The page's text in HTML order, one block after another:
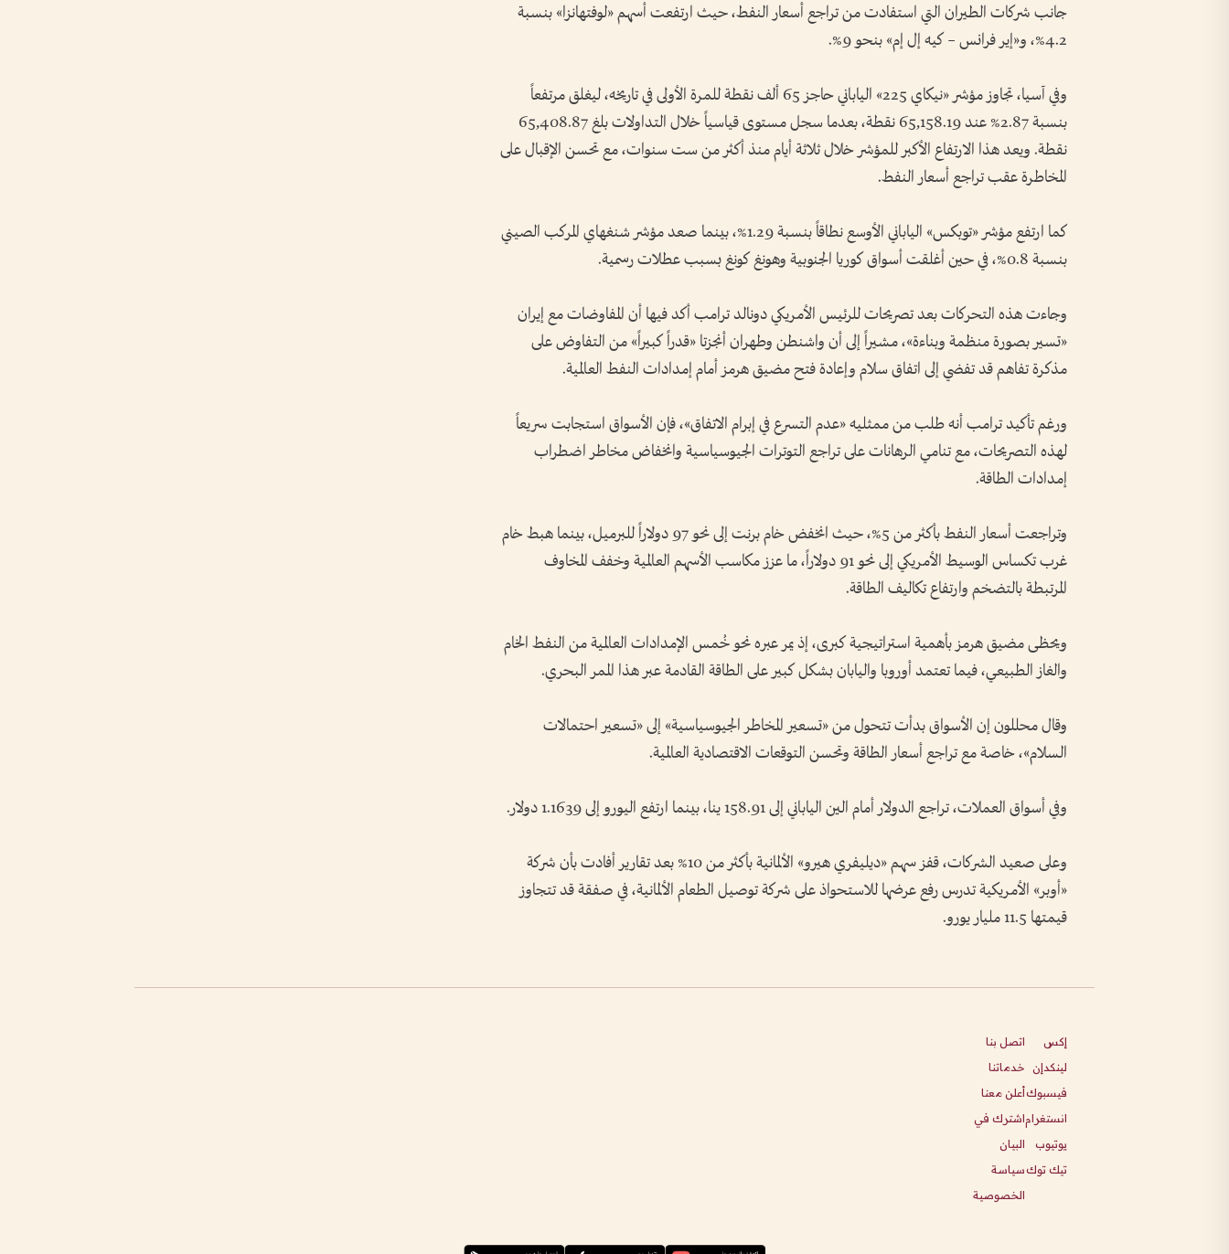
جانب شركات الطيران التي استفادت من تراجع أسعار النفط، حيث ارتفعت أسهم «لوفتهانزا» بنسبة
4.2%، و«إير فرانس – كيه إل إم» بنحو 9%.
وفي آسيا، تجاوز مؤشر «نيكاي 225» الياباني حاجز 65 ألف نقطة للمرة الأولى في تاريخه، ليغلق مرتفعاً
بنسبة 2.87% عند 65,158.19 نقطة، بعدما سجل مستوى قياسياً خلال التداولات بلغ 65,408.87
نقطة. ويعد هذا الارتفاع الأكبر للمؤشر خلال ثلاثة أيام منذ أكثر من ست سنوات، مع تحسن الإقبال على
المخاطرة عقب تراجع أسعار النفط.
كما ارتفع مؤشر «توبكس» الياباني الأوسع نطاقاً بنسبة 1.29%، بينما صعد مؤشر شنغهاي المركب الصيني
بنسبة 0.8%، في حين أغلقت أسواق كوريا الجنوبية وهونغ كونغ بسبب عطلات رسمية.
وجاءت هذه التحركات بعد تصريحات للرئيس الأمريكي دونالد ترامب أكد فيها أن المفاوضات مع إيران
«تسير بصورة منظمة وبناءة»، مشيراً إلى أن واشنطن وطهران أنجزتا «قدراً كبيراً» من التفاوض على
مذكرة تفاهم قد تفضي إلى اتفاق سلام وإعادة فتح مضيق هرمز أمام إمدادات النفط العالمية.
ورغم تأكيد ترامب أنه طلب من ممثليه «عدم التسرع في إبرام الاتفاق»، فإن الأسواق استجابت سريعاً
لهذه التصريحات، مع تنامي الرهانات على تراجع التوترات الجيوسياسية وانخفاض مخاطر اضطراب
إمدادات الطاقة.
وتراجعت أسعار النفط بأكثر من 5%، حيث انخفض خام برنت إلى نحو 97 دولاراً للبرميل، بينما هبط خام
غرب تكساس الوسيط الأمريكي إلى نحو 91 دولاراً، ما عزز مكاسب الأسهم العالمية وخفف المخاوف
المرتبطة بالتضخم وارتفاع تكاليف الطاقة.
ويحظى مضيق هرمز بأهمية استراتيجية كبرى، إذ يمر عبره نحو خُمس الإمدادات العالمية من النفط الخام
والغاز الطبيعي، فيما تعتمد أوروبا واليابان بشكل كبير على الطاقة القادمة عبر هذا الممر البحري.
وقال محللون إن الأسواق بدأت تتحول من «تسعير المخاطر الجيوسياسية» إلى «تسعير احتمالات
السلام»، خاصة مع تراجع أسعار الطاقة وتحسن التوقعات الاقتصادية العالمية.
وفي أسواق العملات، تراجع الدولار أمام الين الياباني إلى 158.91 ينا، بينما ارتفع اليورو إلى 1.1639 دولار.
وعلى صعيد الشركات، قفز سهم «ديليفري هيرو» الألمانية بأكثر من 10% بعد تقارير أفادت بأن شركة
«أوبر» الأمريكية تدرس رفع عرضها للاستحواذ على شركة توصيل الطعام الألمانية، في صفقة قد تتجاوز
قيمتها 11.5 مليار يورو.
إكس
لينكدإن
فيسبوك
انستغرام
يوتيوب
تيك توك
اتصل بنا
خدماتنا
أعلن معنا
اشترك في
البيان
سياسة
الخصوصية